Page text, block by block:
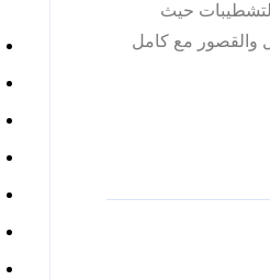
حيث
والقصور مع كامل